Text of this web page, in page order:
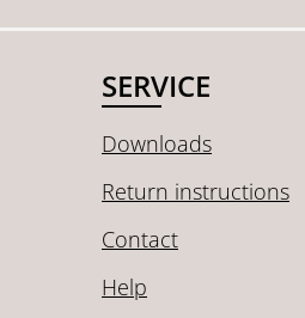
SERVICE
Downloads
Return instructions
Contact
Help